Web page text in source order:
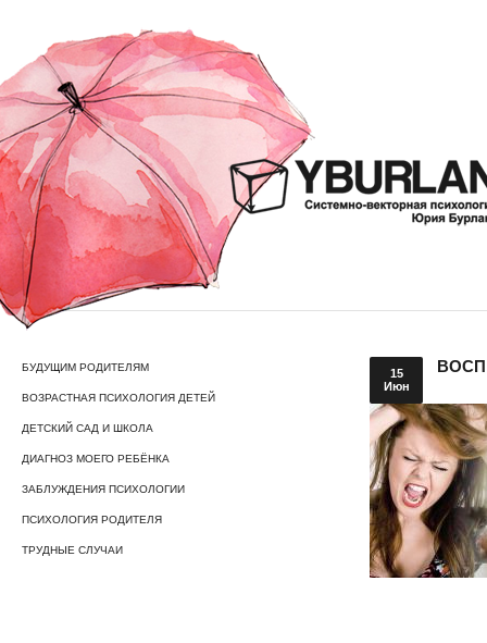
БУДУЩИМ РОДИТЕЛЯМ
ВОЗРАСТНАЯ ПСИХОЛОГИЯ ДЕТЕЙ
ДЕТСКИЙ САД И ШКОЛА
ДИАГНОЗ МОЕГО РЕБЁНКА
ЗАБЛУЖДЕНИЯ ПСИХОЛОГИИ
ПСИХОЛОГИЯ РОДИТЕЛЯ
ТРУДНЫЕ СЛУЧАИ
15
Июн